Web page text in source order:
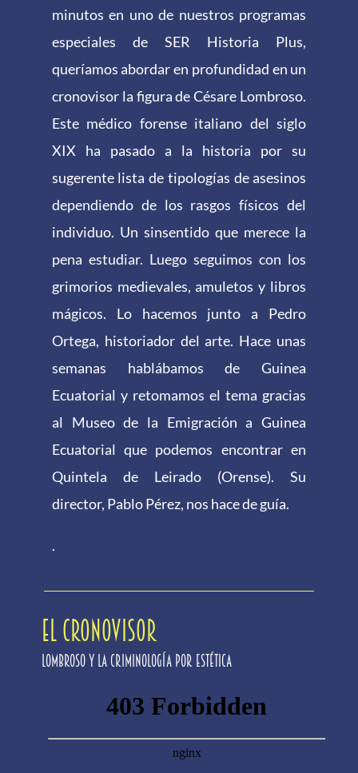
minutos en uno de nuestros programas
especiales de SER Historia Plus,
queríamos abordar en profundidad en un
cronovisor la figura de Césare Lombroso.
Este médico forense italiano del siglo
XIX ha pasado a la historia por su
sugerente lista de tipologías de asesinos
dependiendo de los rasgos físicos del
individuo. Un sinsentido que merece la
pena estudiar. Luego seguimos con los
grimorios medievales, amuletos y libros
mágicos. Lo hacemos junto a Pedro
Ortega, historiador del arte. Hace unas
semanas hablábamos de Guinea
Ecuatorial y retomamos el tema gracias
al Museo de la Emigración a Guinea
Ecuatorial que podemos encontrar en
Quintela de Leirado (Orense). Su
director, Pablo Pérez, nos hace de guía.
.
EL CRONOVISOR
Lombroso y la criminología por estética